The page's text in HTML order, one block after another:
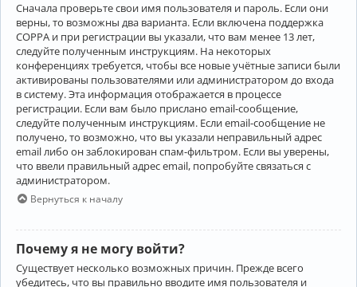
Сначала проверьте свои имя пользователя и пароль. Если они
верны, то возможны два варианта. Если включена поддержка
COPPA и при регистрации вы указали, что вам менее 13 лет,
следуйте полученным инструкциям. На некоторых
конференциях требуется, чтобы все новые учётные записи были
активированы пользователями или администратором до входа
в систему. Эта информация отображается в процессе
регистрации. Если вам было прислано email-сообщение,
следуйте полученным инструкциям. Если email-сообщение не
получено, то возможно, что вы указали неправильный адрес
email либо он заблокирован спам-фильтром. Если вы уверены,
что ввели правильный адрес email, попробуйте связаться с
администратором.
Вернуться к началу
Почему я не могу войти?
Существует несколько возможных причин. Прежде всего
убедитесь, что вы правильно вводите имя пользователя и